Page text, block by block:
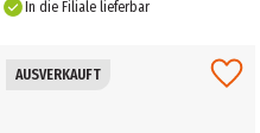
In die Filiale lieferbar
AUSVERKAUFT